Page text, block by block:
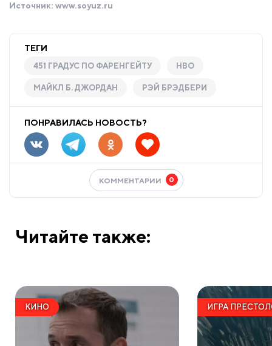
Источник: www.soyuz.ru
ТЕГИ
451 ГРАДУС ПО ФАРЕНГЕЙТУ HBO
МАЙКЛ Б. ДЖОРДАН РЭЙ БРЭДБЕРИ
ПОНРАВИЛАСЬ НОВОСТЬ?
КОММЕНТАРИИ 0
Читайте также:
КИНО ИГРА